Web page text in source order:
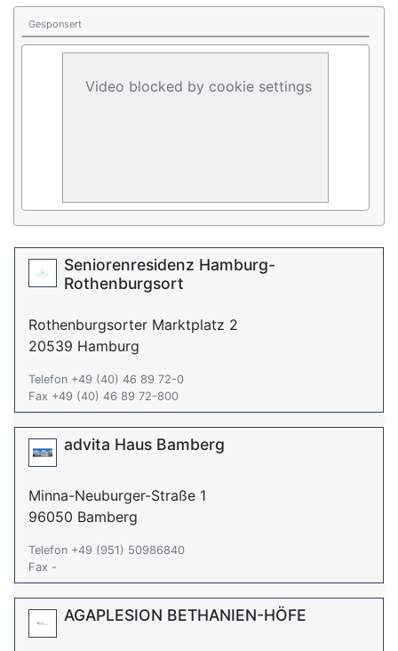
Gesponsert
Video blocked by cookie settings
Seniorenresidenz Hamburg-
Rothenburgsort
Rothenburgsorter Marktplatz 2
20539 Hamburg
Telefon +49 (40) 46 89 72-0
Fax +49 (40) 46 89 72-800
advita Haus Bamberg
Minna-Neuburger-Straße 1
96050 Bamberg
Telefon +49 (951) 50986840
Fax -
AGAPLESION BETHANIEN-HÖFE